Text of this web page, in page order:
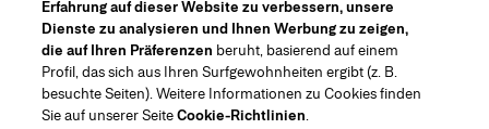
Erfahrung auf dieser Website zu verbessern, unsere
Dienste zu analysieren und Ihnen Werbung zu zeigen,
die auf Ihren Präferenzen beruht, basierend auf einem
Profil, das sich aus Ihren Surfgewohnheiten ergibt (z. B.
besuchte Seiten). Weitere Informationen zu Cookies finden
Sie auf unserer SeiteCookie-Richtlinien.